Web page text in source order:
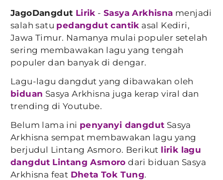
JagoDangdut Lirik -Sasya Arkhisna menjadi
salah satu pedangdut cantik asal Kediri,
Jawa Timur. Namanya mulai populer setelah
sering membawakan lagu yang tengah
populer dan banyak di dengar.
Lagu-lagu dangdut yang dibawakan oleh
biduan Sasya Arkhisna juga kerap viral dan
trending di Youtube.
Belum lama ini penyanyi dangdut Sasya
Arkhisna sempat membawakan lagu yang
berjudul Lintang Asmoro. Berikut lirik lagu
dangdut Lintang Asmoro dari biduan Sasya
Arkhisna feat Dheta Tok Tung.